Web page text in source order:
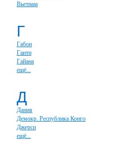
Вьетнам
Г
Габон
Гаити
Гайана
ещё...
Д
Дания
Демокр. Республика Конго
Джерси
ещё...